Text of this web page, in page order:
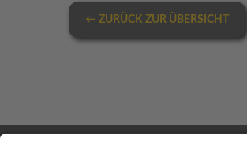
← ZURÜCK ZUR ÜBERSICHT